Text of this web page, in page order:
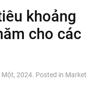
khoảng
cho các
Một, 2024. Posted in Market